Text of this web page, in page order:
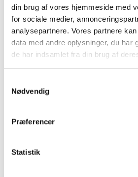
din brug af vores hjemmeside med
for sociale medier,
analysepartnere. Vores partnere
data med andre oplysninger, du har
de har indsamlet fra din brug af
Nødvendig
Præferencer
Statistik
MftIndehaver
Firma, der
lægemidlet
ATC-Kode